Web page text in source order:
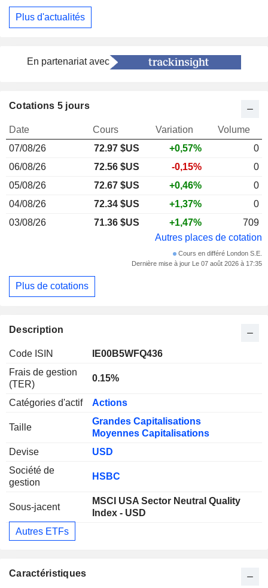
Plus d'actualités
En partenariat avec
Cotations 5 jours
Date Cours Variation
Volume
07/08/26
72.97 $US +0,57%
0
06/08/26
72.56 $US -0,15%
0
05/08/26
72.67 $US +0,46%
0
04/08/26
72.34 $US +1,37%
0
03/08/26
71.36 $US +1,47%
709
Autres places de cotation
Cours en différé London S.E.
Dernière mise à jour Le 07 août 2026 à 17:35
Plus de cotations
Description
Code ISIN
IE00B5WFQ436
Frais de gestion
(TER)
0.15%
Catégories d'actif Actions
Taille
Grandes Capitalisations
Moyennes Capitalisations
Devise
USD
Société de
gestion
HSBC
Sous-jacent
MSCI USA Sector Neutral Quality
Index - USD
Autres ETFs
Caractéristiques